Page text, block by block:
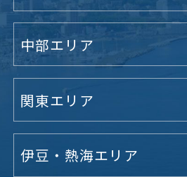
中部エリア
関東エリア
伊豆・熱海エリア